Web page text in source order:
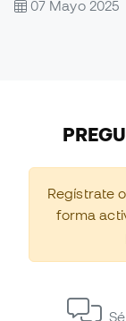
07 Mayo 2025
Regístrate
forma